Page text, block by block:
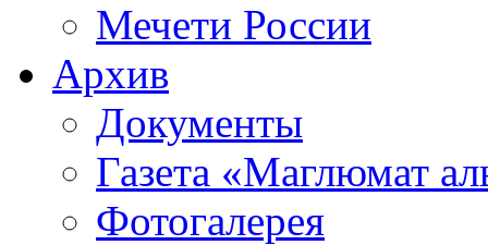
Мечети России
Архив
Документы
Газета «Маглюмат
Фотогалерея